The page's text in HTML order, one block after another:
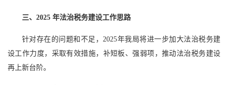
三、2025 年法治税务建设工作思路
针对存在的问题和不足，2025年我局将进一步加大法治税务建
设工作力度，采取有效措施，补短板、强弱项，推动法治税务建设
再上新台阶。